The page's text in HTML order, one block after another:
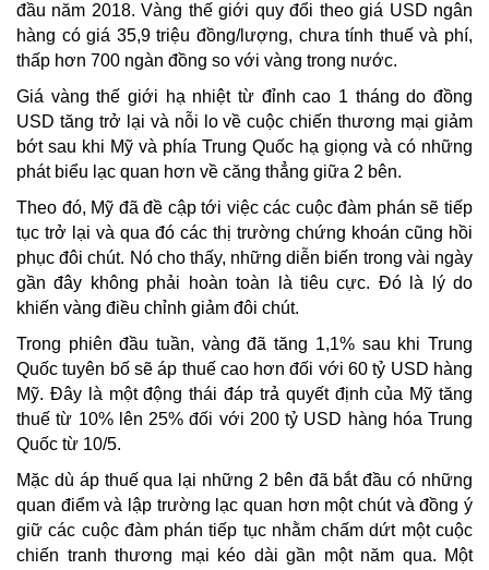
đầu năm 2018. Vàng thế giới quy đổi theo giá USD ngân
hàng có giá 35,9 triệu đồng/lượng, chưa tính thuế và phí,
thấp hơn 700 ngàn đồng so với vàng trong nước.
Giá vàng thế giới hạ nhiệt từ đỉnh cao 1 tháng do đồng
USD tăng trở lại và nỗi lo về cuộc chiến thương mại giảm
bớt sau khi Mỹ và phía Trung Quốc hạ giọng và có những
phát biểu lạc quan hơn về căng thẳng giữa 2 bên.
Theo đó, Mỹ đã đề cập tới việc các cuộc đàm phán sẽ tiếp
tục trở lại và qua đó các thị trường chứng khoán cũng hồi
phục đôi chút. Nó cho thấy, những diễn biến trong vài ngày
gần đây không phải hoàn toàn là tiêu cực. Đó là lý do
khiến vàng điều chỉnh giảm đôi chút.
Trong phiên đầu tuần, vàng đã tăng 1,1% sau khi Trung
Quốc tuyên bố sẽ áp thuế cao hơn đối với 60 tỷ USD hàng
Mỹ. Đây là một động thái đáp trả quyết định của Mỹ tăng
thuế từ 10% lên 25% đối với 200 tỷ USD hàng hóa Trung
Quốc từ 10/5.
Mặc dù áp thuế qua lại những 2 bên đã bắt đầu có những
quan điểm và lập trường lạc quan hơn một chút và đồng ý
giữ các cuộc đàm phán tiếp tục nhằm chấm dứt một cuộc
chiến tranh thương mại kéo dài gần một năm qua. Một